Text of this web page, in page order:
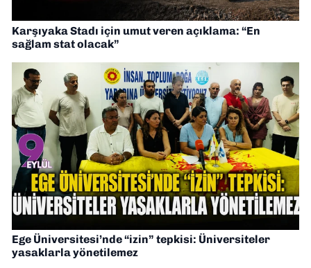
Karşıyaka Stadı için umut veren açıklama: “En
sağlam stat olacak”
Ege Üniversitesi’nde “izin” tepkisi: Üniversiteler
yasaklarla yönetilemez